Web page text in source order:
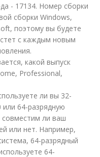
- 17134. Номер сборки
сборки Windows,
поэтому вы будете
с каждым новым
какой выпуск
Professional,
ли вы 32-
64-разрядную
ли ваш
или нет. Например,
64-разрядный
64-